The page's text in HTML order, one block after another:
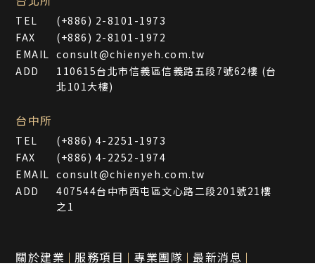
TEL
(+886) 2-8101-1973
FAX
(+886) 2-8101-1972
EMAIL consult@chienyeh.com.tw
ADD
110615台北市信義區信義路五段7號62樓 (台
北101大樓)
台中所
TEL
(+886) 4-2251-1973
FAX
(+886) 4-2252-1974
EMAIL
consult@chienyeh.com.tw
ADD
407544台中市西屯區文心路二段201號21樓
之1
關於建業 服務項目 專業團隊 最新消息